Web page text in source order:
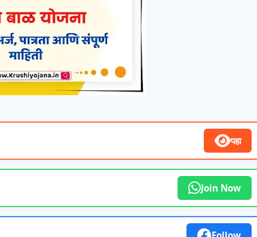
पहा
Join Now